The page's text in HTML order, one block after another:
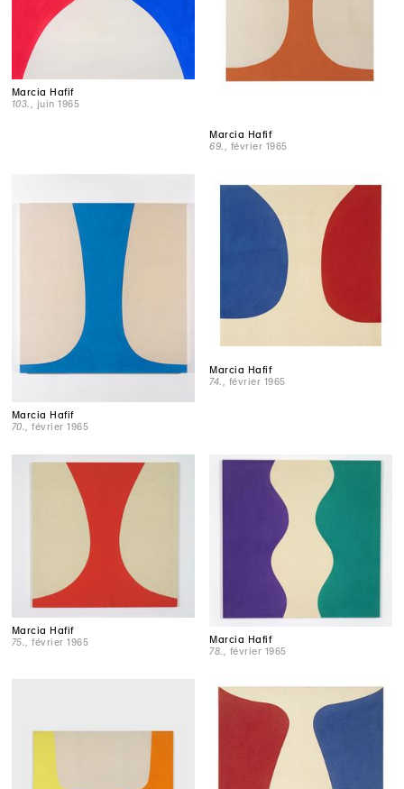
Marcia Hafif
103.
, juin 1965
Marcia Hafif
69.
, février 1965
Marcia Hafif
70.
, février 1965
Marcia Hafif
74.
, février 1965
Marcia Hafif
75.
, février 1965
Marcia Hafif
78.
, février 1965